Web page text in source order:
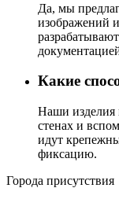
Да, мы
изображений
Какие
Наши изделия
стенах и
идут
фиксацию.
Города присутствия